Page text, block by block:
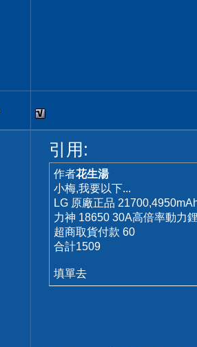
引用:
作者花生湯
小梅,我要以下...
LG 原廠正品
力神 18650 30A高倍率動力
超商取貨付款 60
合計1509
填單去